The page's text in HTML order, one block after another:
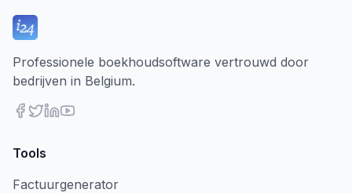
Professionele boekhoudsoftware vertrouwd door
bedrijven in Belgium.
Tools
Factuurgenerator